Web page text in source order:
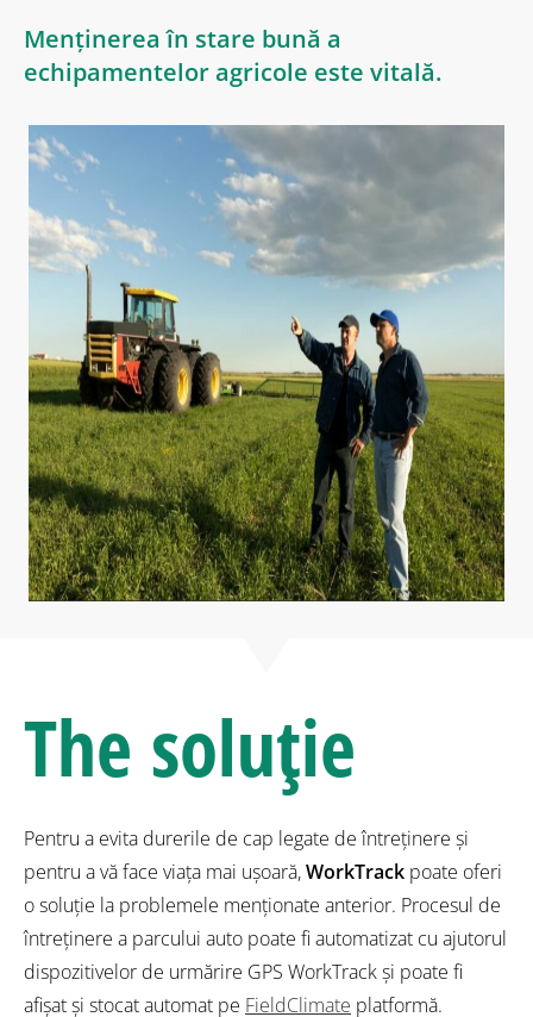
Menținerea în stare bună a
echipamentelor agricole este vitală.
The soluție
Pentru a evita durerile de cap legate de întreținere și
pentru a vă face viața mai ușoară,WorkTrack poate oferi
o soluție la problemele menționate anterior. Procesul de
întreținere a parcului auto poate fi automatizat cu ajutorul
dispozitivelor de urmărire GPS WorkTrack și poate fi
afișat și stocat automat pe FieldClimate platformă.